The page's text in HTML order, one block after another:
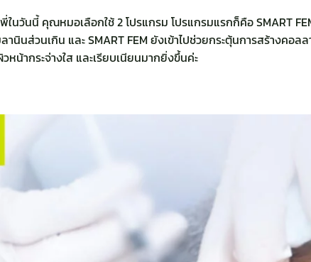
นวันนี้ คุณหมอเลือกใช้ 2 โปรแกรม โปรแกรมแรกก็คือ SMART
นินส่วนเกิน และ SMART FEM ยังเข้าไปช่วยกระตุ้นการสร้างคอ
หน้ากระจ่างใส และเรียบเนียนมากยิ่งขึ้นค่ะ